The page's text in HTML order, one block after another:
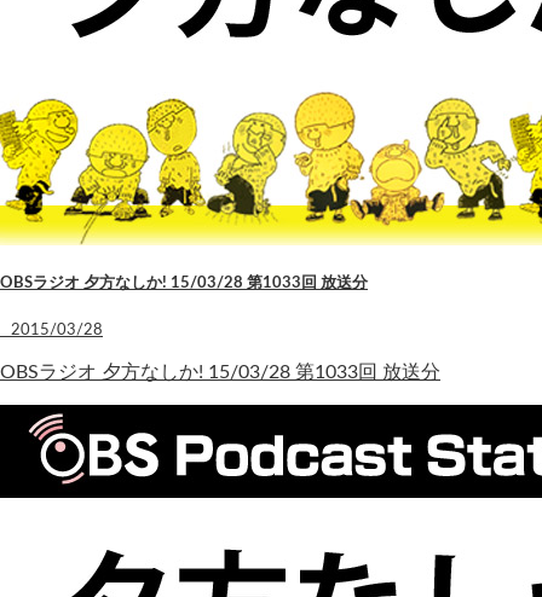
OBSラジオ 夕方なしか! 15/03/28 第1033回 放送分
2015/03/28
OBSラジオ 夕方なしか! 15/03/28 第1033回 放送分